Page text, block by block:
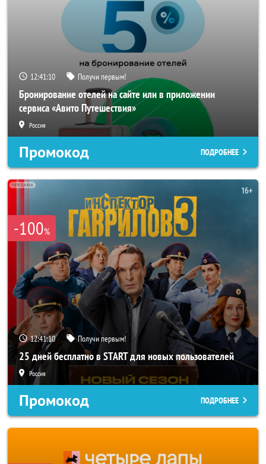
12:41:08 Получи первым!
Бронирование отелей на сайте или в приложении
сервиса «Авито Путешествия»
Россия
Промокод ПОДРОБНЕЕ
-100%
12:41:08 Получи первым!
25 дней бесплатно в START для новых пользователей
Россия
Промокод ПОДРОБНЕЕ